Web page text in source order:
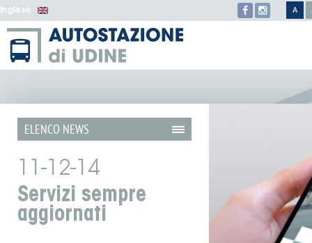
Inglese A
ELENCO NEWS
11-12-14
Servizi sempre
aggiornati